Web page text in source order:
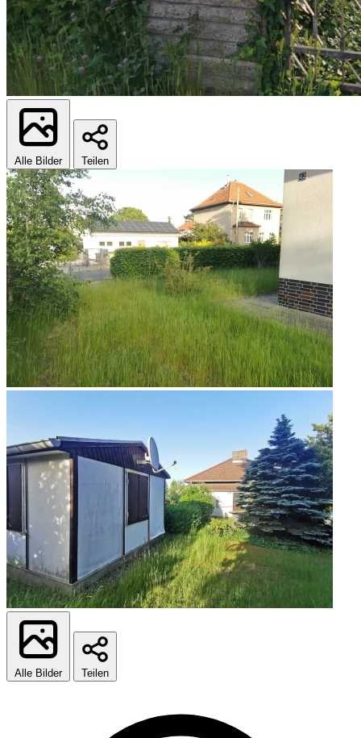
Alle Bilder Teilen
Alle Bilder Teilen